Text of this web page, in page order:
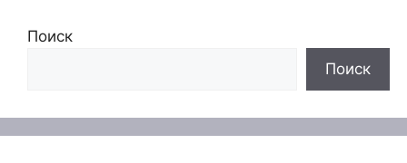
Поиск
Поиск